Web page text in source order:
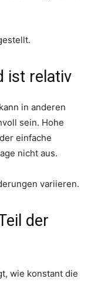
ist relativ
in anderen
sein. Hohe
einfache
nicht aus.
variieren.
der
wie konstant die